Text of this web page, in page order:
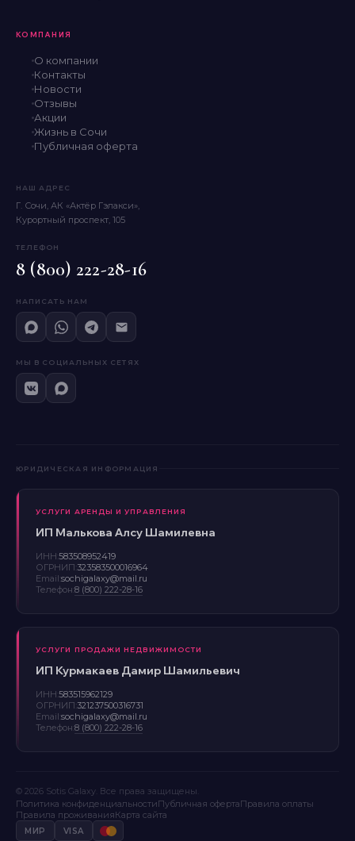
КОМПАНИЯ
О компании
Контакты
Новости
Отзывы
Акции
Жизнь в Сочи
Публичная оферта
НАШ АДРЕС
Г. Сочи, АК «Актёр Гэлакси»,
Курортный проспект, 105
ТЕЛЕФОН
8 (800) 222-28-16
НАПИСАТЬ НАМ
МЫ В СОЦИАЛЬНЫХ СЕТЯХ
ЮРИДИЧЕСКАЯ ИНФОРМАЦИЯ
УСЛУГИ АРЕНДЫ И УПРАВЛЕНИЯ
ИП Малькова Алсу Шамилевна
ИНН:583508952419
ОГРНИП:323583500016964
Email:sochigalaxy@mail.ru
Телефон:8 (800) 222-28-16
УСЛУГИ ПРОДАЖИ НЕДВИЖИМОСТИ
ИП Курмакаев Дамир Шамильевич
ИНН:583515962129
ОГРНИП:321237500316731
Email:sochigalaxy@mail.ru
Телефон:8 (800) 222-28-16
© 2026 Sotis Galaxy. Все права защищены.
Политика конфиденциальностиПубличная офертаПравила оплаты
Правила проживанияКарта сайта
МИР VISA